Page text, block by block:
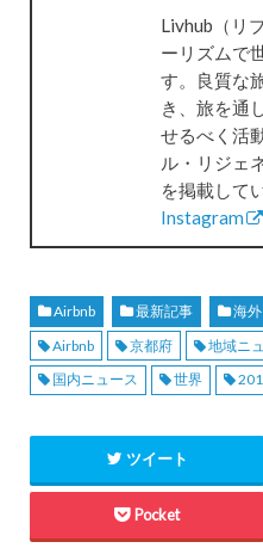
Livhub（リ
ーリズムで
す。良質な
き、旅を通
せるべく活
ル・リジェ
を掲載して
Instagram
Airbnb 最新記事 海外
Airbnb
京都府 地域ニ
国内ニュース
世界
ツイート
Pocket